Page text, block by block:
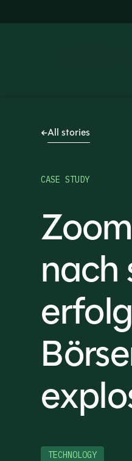
All stories
CASE STUDY
nach
TECHNOLOGY